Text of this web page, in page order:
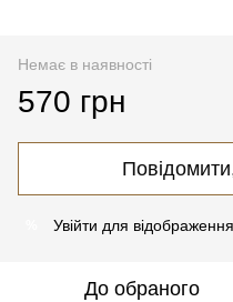
Немає в наявності
570 грн
Увійти для
До обраного